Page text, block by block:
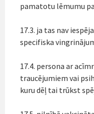
pamatotu lēmumu
17.3. ja tas nav
specifiska
17.4. persona ar
traucējumiem vai
kuru dēļ tai trūkst